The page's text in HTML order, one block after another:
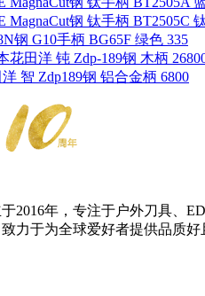
MagnaCut钢 钛手柄 BT2505C
钢 G10手柄 BG65F 绿色 335
花田洋 钝 Zdp-189钢 木柄
智 Zdp189钢 铝合金柄 6800
2016年，专注于户外刀具、
力于为全球爱好者提供品质好